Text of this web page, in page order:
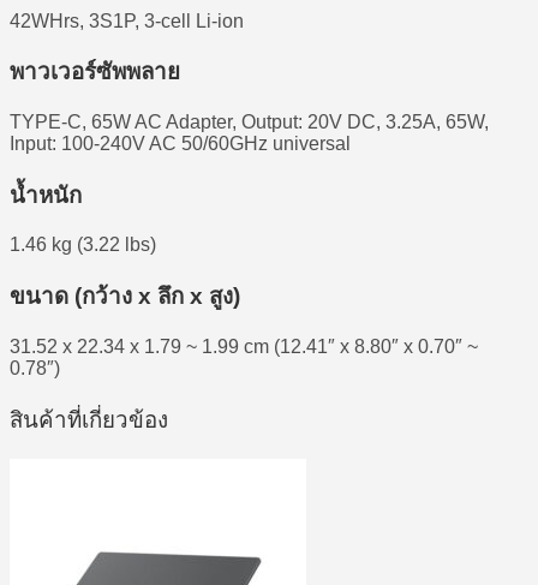
42WHrs, 3S1P, 3-cell Li-ion
พาวเวอร์ซัพพลาย
TYPE-C, 65W AC Adapter, Output: 20V DC, 3.25A, 65W,
Input: 100-240V AC 50/60GHz universal
น้ำหนัก
1.46 kg (3.22 lbs)
ขนาด (กว้าง x ลึก x สูง)
31.52 x 22.34 x 1.79 ~ 1.99 cm (12.41″ x 8.80″ x 0.70″ ~
0.78″)
สินค้าที่เกี่ยวข้อง